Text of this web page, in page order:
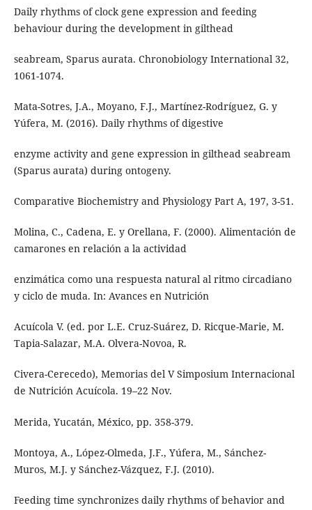
Daily rhythms of clock gene expression and feeding
behaviour during the development in gilthead
seabream, Sparus aurata. Chronobiology International 32,
1061-1074.
Mata-Sotres, J.A., Moyano, F.J., Martínez-Rodríguez, G. y
Yúfera, M. (2016). Daily rhythms of digestive
enzyme activity and gene expression in gilthead seabream
(Sparus aurata) during ontogeny.
Comparative Biochemistry and Physiology Part A, 197, 3-51.
Molina, C., Cadena, E. y Orellana, F. (2000). Alimentación de
camarones en relación a la actividad
enzimática como una respuesta natural al ritmo circadiano
y ciclo de muda. In: Avances en Nutrición
Acuícola V. (ed. por L.E. Cruz-Suárez, D. Ricque-Marie, M.
Tapia-Salazar, M.A. Olvera-Novoa, R.
Civera-Cerecedo), Memorias del V Simposium Internacional
de Nutrición Acuícola. 19–22 Nov.
Merida, Yucatán, México, pp. 358-379.
Montoya, A., López-Olmeda, J.F., Yúfera, M., Sánchez-
Muros, M.J. y Sánchez-Vázquez, F.J. (2010).
Feeding time synchronizes daily rhythms of behavior and